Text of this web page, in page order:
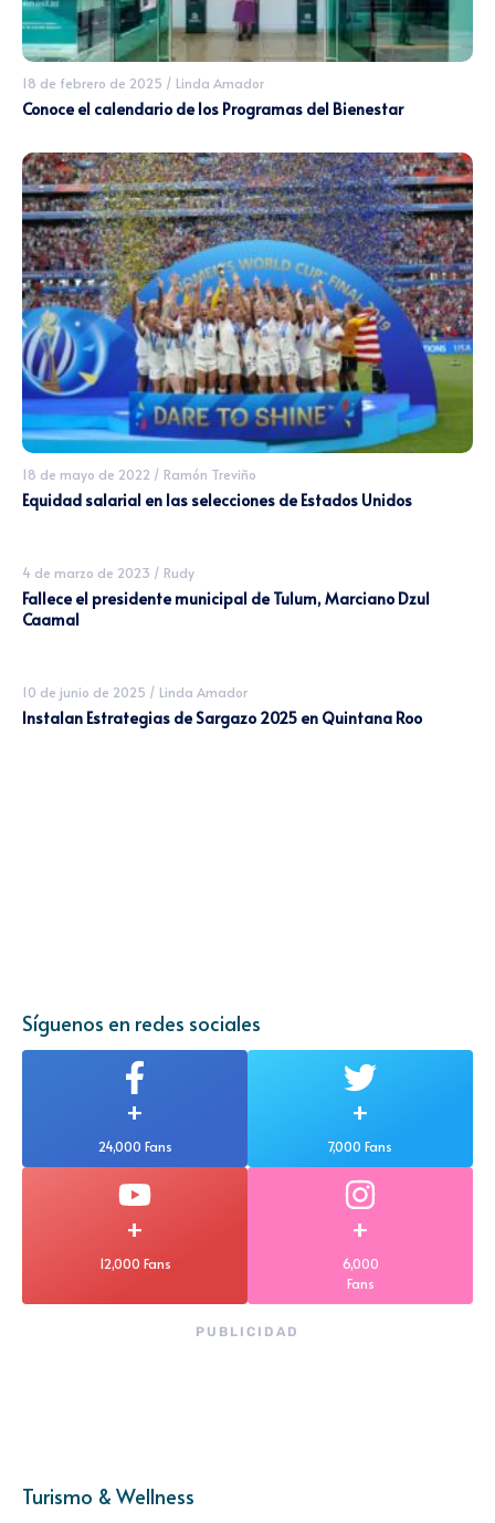
18 de febrero de 2025 / Linda Amador
Conoce el calendario de los Programas del Bienestar
18 de mayo de 2022 / Ramón Treviño
Equidad salarial en las selecciones de Estados Unidos
4 de marzo de 2023 / Rudy
Fallece el presidente municipal de Tulum, Marciano Dzul
Caamal
10 de junio de 2025 / Linda Amador
Instalan Estrategias de Sargazo 2025 en Quintana Roo
Síguenos en redes sociales
+
24,000 Fans
+
7,000 Fans
+
12,000 Fans
+
6,000
Fans
PUBLICIDAD
Turismo & Wellness